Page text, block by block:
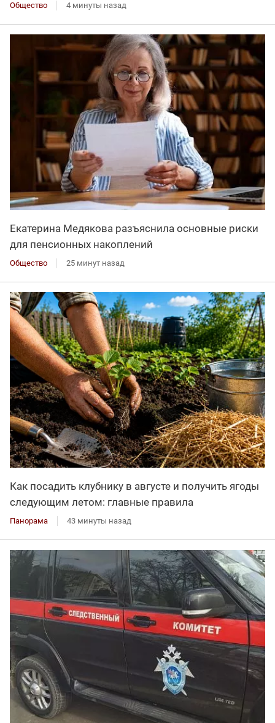
Общество 4 минуты назад
Екатерина Медякова разъяснила основные риски
для пенсионных накоплений
Общество 25 минут назад
Как посадить клубнику в августе и получить ягоды
следующим летом: главные правила
Панорама 43 минуты назад